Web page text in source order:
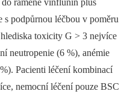
s podpůrnou léčbou v poměru
toxicity G > 3 nejvíce
neutropenie (6 %), anémie
Pacienti léčení kombinací
nemocní léčení pouze BSC